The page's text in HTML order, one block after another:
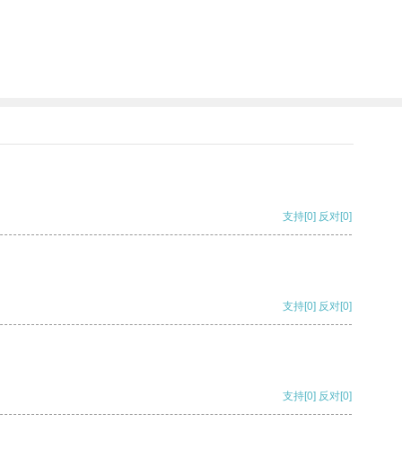
支持[0] 反对[0]
支持[0] 反对[0]
支持[0] 反对[0]